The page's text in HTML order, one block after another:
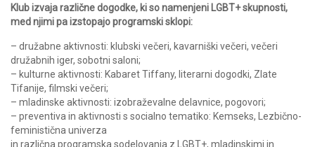
Klub izvaja različne dogodke, ki so namenjeni LGBT+ skupnosti,
med njimi pa izstopajo programski sklopi:
– družabne aktivnosti: klubski večeri, kavarniški večeri, večeri
družabnih iger, sobotni saloni;
– kulturne aktivnosti: Kabaret Tiffany, literarni dogodki, Zlate
Tifanije, filmski večeri;
– mladinske aktivnosti: izobraževalne delavnice, pogovori;
– preventiva in aktivnosti s socialno tematiko: Kemseks, Lezbično-
feministična univerza
in različna programska sodelovanja z LGBT+, mladinskimi in